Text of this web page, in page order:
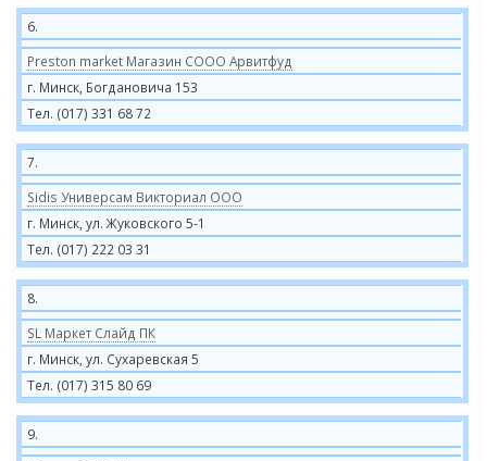
6.
Preston market Магазин СООО Арвитфуд
г. Минск, Богдановича 153
Тел. (017) 331 68 72
7.
Sidis Универсам Викториал ООО
г. Минск, ул. Жуковского 5-1
Тел. (017) 222 03 31
8.
SL Маркет Слайд ПК
г. Минск, ул. Сухаревская 5
Тел. (017) 315 80 69
9.